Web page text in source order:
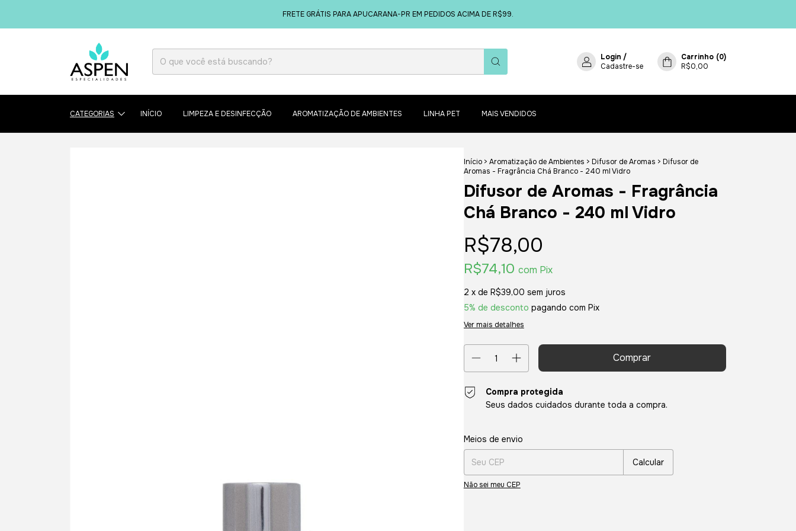
FRETE GRÁTIS PARA APUCARANA-PR EM PEDIDOS ACIMA DE R$99.
Login /
Cadastre-se
Carrinho (0)
R$0,00
CATEGORIAS INÍCIO LIMPEZA E DESINFECÇÃO AROMATIZAÇÃO DE AMBIENTES LINHA PET MAIS VENDIDOS
Início > Aromatização de Ambientes > Difusor de Aromas > Difusor de
Aromas - Fragrância Chá Branco - 240 ml Vidro
Difusor de Aromas - Fragrância
Chá Branco - 240 ml Vidro
R$78,00
R$74,10 com Pix
2 x de R$39,00 sem juros
5% de desconto pagando com Pix
Ver mais detalhes
Compra protegida
Seus dados cuidados durante toda a compra.
Entregas para o CEP:
Meios de envio
Calcular
Não sei meu CEP